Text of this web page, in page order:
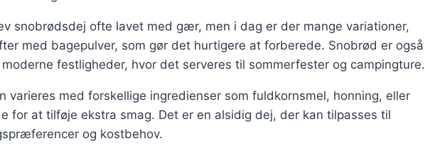
snobrødsdej ofte lavet med gær, men i dag er der mange variationer,
med bagepulver, som gør det hurtigere at forberede. Snobrød er også
festligheder, hvor det serveres til sommerfester og campingture.
varieres med forskellige ingredienser som fuldkornsmel, honning, eller
for at tilføje ekstra smag. Det er en alsidig dej, der kan tilpasses til
og kostbehov.